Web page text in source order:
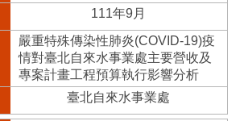
111年9月
嚴重特殊傳染性肺炎(COVID-19)疫
情對臺北自來水事業處主要營收及
專案計畫工程預算執行影響分析
臺北自來水事業處